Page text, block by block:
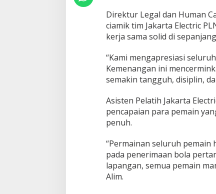
0
,
J
a
a
r
t
a
e
i
c
P
Direktur Legal dan Human
ciamik tim Jakarta Electric
kerja sama solid di
“Kami mengapresiasi
Kemenangan ini
semakin tangguh, disiplin,
Asisten Pelatih Jakarta
pencapaian para pemain
penuh.
“Permainan seluruh pemain
pada penerimaan bola
lapangan, semua pemain
Alim.